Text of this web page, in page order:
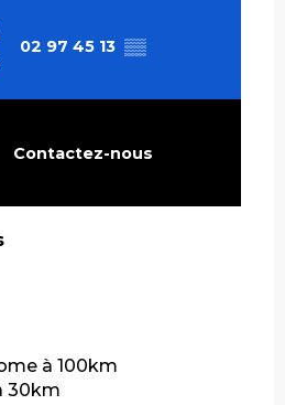
02 97 45 13 ▒▒
Contactez-nous
à 100km
30km